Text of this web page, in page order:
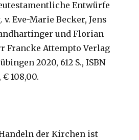
Entwürfe
Eve-Marie Becker, Jens
und Florian
Francke Attempto Verlag
2020, 612 S., ISBN
€ 108,00.
der Kirchen ist